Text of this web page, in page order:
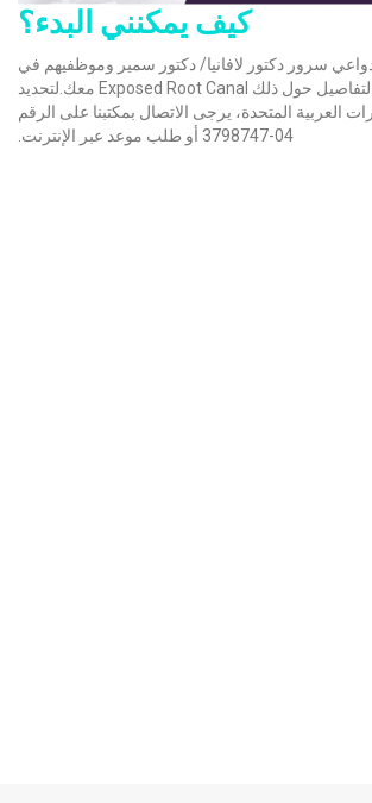
كيف يمكنني البدء؟
سرور دكتور لافانيا/ دكتور سمير وموظفيهم في
كوزموكير مناقشة التفاصيل حول ذلك Exposed Root Canal معك.لتحديد
العربية المتحدة، يرجى الاتصال بمكتبنا على الرقم
04-3798747 أو طلب موعد عبر الإنترنت.